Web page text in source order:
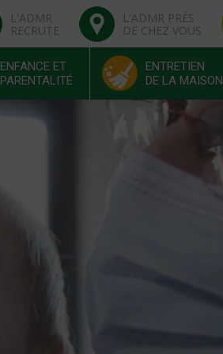
L'ADMR
RECRUTE
L'ADMR PRÈS
DE CHEZ VOUS
ENFANCE ET
PARENTALITÉ
ENTRETIEN
DE LA MAISON